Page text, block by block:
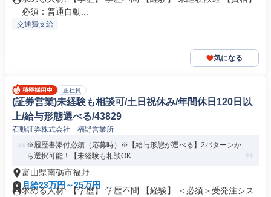
必須：普通自動...
交通費支給
気になる
正社員
(証券営業)未経験も相談可/土日祝休み/年間休日120日以
上/給与形態選べる/43829
石動証券株式会社 福野営業所
※履歴書添付必須（応募時）※【給与形態が選べる】2パターンか
ら選択可能！【未経験も相談OK...
富山県南砺市福野
月給23万円～25万円
求める人材: 【学歴】 学歴不問 【経験】 ＜必須＞受発注シス